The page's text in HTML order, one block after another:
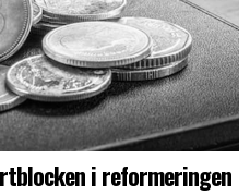
i reformeringen